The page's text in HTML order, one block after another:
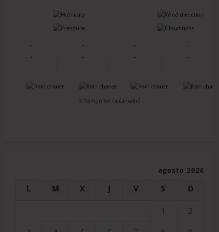
-
-
-
-
-
-
-
-
-
-
-
-
-
-
-
-
El tiempo en Talcahuano
agosto 2026
L M X J V S D
1
2